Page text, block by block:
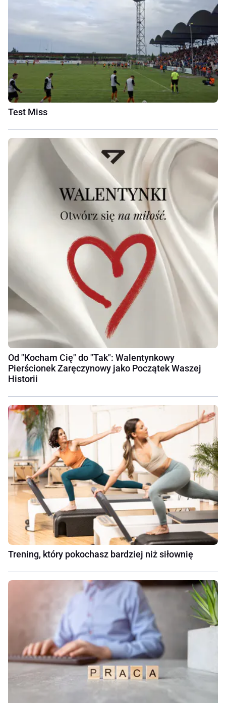
Test Miss
Od "Kocham Cię" do "Tak": Walentynkowy
Pierścionek Zaręczynowy jako Początek Waszej
Historii
Trening, który pokochasz bardziej niż siłownię